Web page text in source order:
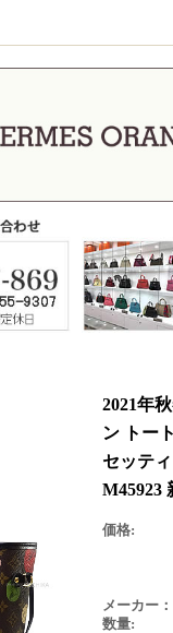
2021年
ン トー
セッテ
M45923
価格:
メーカー：
数量: